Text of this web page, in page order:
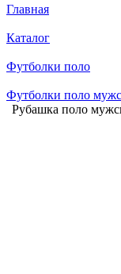
Главная
Каталог
Футболки поло
Футболки поло
Рубашка поло